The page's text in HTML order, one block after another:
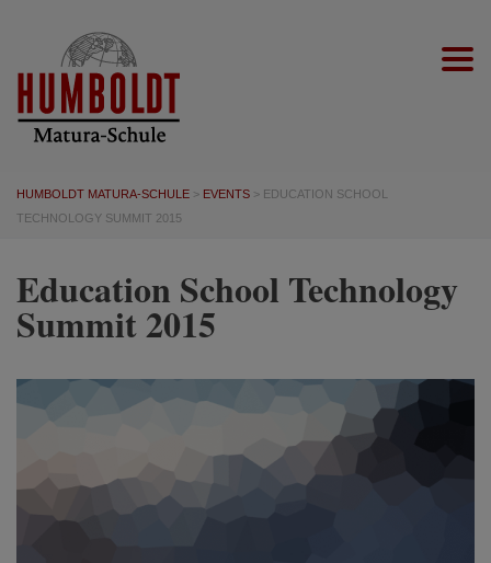
HUMBOLDT MATURA-SCHULE > EVENTS > EDUCATION SCHOOL
TECHNOLOGY SUMMIT 2015
Education School Technology
Summit 2015